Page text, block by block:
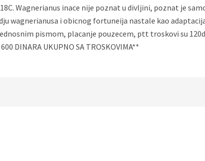
Wagnerianus inace nije poznat u divljini, poznat je
wagnerianusa i obicnog fortuneija nastale kao
pismom, placanje pouzecem, ptt troskovi su
DINARA UKUPNO SA TROSKOVIMA**